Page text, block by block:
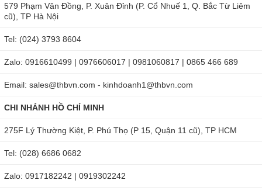
579 Phạm Văn Đồng, P. Xuân Đỉnh (P. Cổ Nhuế 1, Q. Bắc Từ Liêm
cũ), TP Hà Nội
Tel: (024) 3793 8604
Zalo: 0916610499 | 0976606017 | 0981060817 | 0865 466 689
Email: sales@thbvn.com - kinhdoanh1@thbvn.com
CHI NHÁNH HỒ CHÍ MINH
275F Lý Thường Kiệt, P. Phú Thọ (P 15, Quận 11 cũ), TP HCM
Tel: (028) 6686 0682
Zalo: 0917182242 | 0919302242